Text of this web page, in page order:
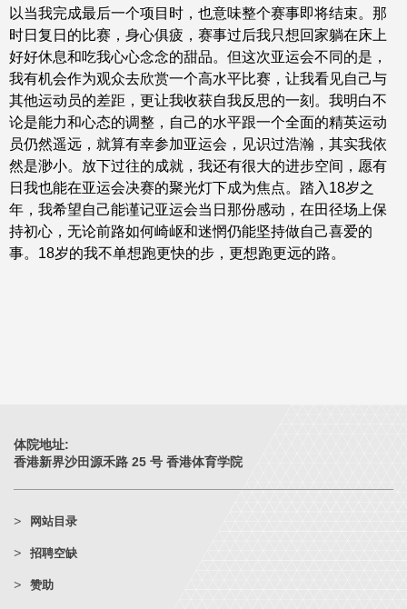
以当我完成最后一个项目时，也意味整个赛事即将结束。那
时日复日的比赛，身心俱疲，赛事过后我只想回家躺在床上
好好休息和吃我心心念念的甜品。但这次亚运会不同的是，
我有机会作为观众去欣赏一个高水平比赛，让我看见自己与
其他运动员的差距，更让我收获自我反思的一刻。我明白不
论是能力和心态的调整，自己的水平跟一个全面的精英运动
员仍然遥远，就算有幸参加亚运会，见识过浩瀚，其实我依
然是渺小。放下过往的成就，我还有很大的进步空间，愿有
日我也能在亚运会决赛的聚光灯下成为焦点。踏入18岁之
年，我希望自己能谨记亚运会当日那份感动，在田径场上保
持初心，无论前路如何崎岖和迷惘仍能坚持做自己喜爱的
事。18岁的我不单想跑更快的步，更想跑更远的路。
体院地址:
香港新界沙田源禾路 25 号 香港体育学院
网站目录
招聘空缺
赞助